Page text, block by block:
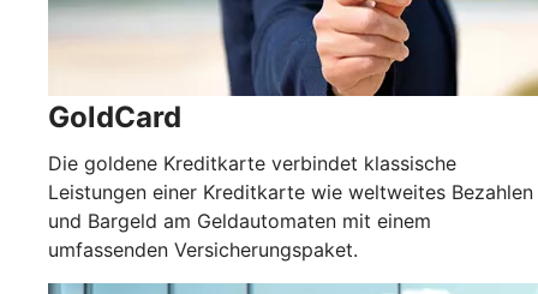
GoldCard
Die goldene Kreditkarte verbindet klassische
Leistungen einer Kreditkarte wie weltweites Bezahlen
und Bargeld am Geldautomaten mit einem
umfassenden Versicherungspaket.